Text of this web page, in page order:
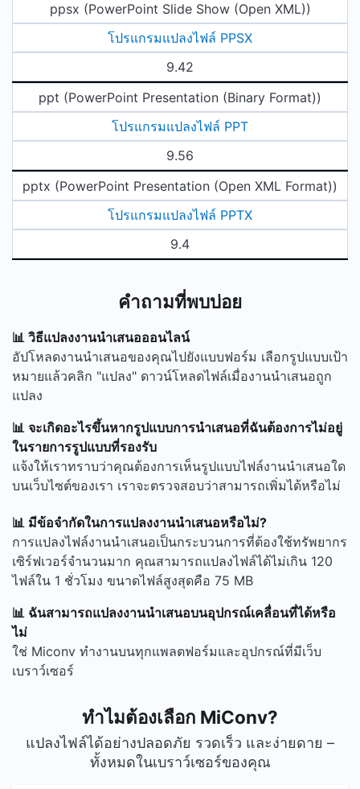
ppsx (PowerPoint Slide Show (Open XML))
โปรแกรมแปลงไฟล์ PPSX
9.42
ppt (PowerPoint Presentation (Binary Format))
โปรแกรมแปลงไฟล์ PPT
9.56
pptx (PowerPoint Presentation (Open XML Format))
โปรแกรมแปลงไฟล์ PPTX
9.4
คำถามที่พบบ่อย
📊 วิธีแปลงงานนำเสนอออนไลน์
อัปโหลดงานนำเสนอของคุณไปยังแบบฟอร์ม เลือกรูปแบบเป้า
หมายแล้วคลิก "แปลง" ดาวน์โหลดไฟล์เมื่องานนำเสนอถูก
แปลง
📊 จะเกิดอะไรขึ้นหากรูปแบบการนำเสนอที่ฉันต้องการไม่อยู่
ในรายการรูปแบบที่รองรับ
แจ้งให้เราทราบว่าคุณต้องการเห็นรูปแบบไฟล์งานนำเสนอใด
บนเว็บไซต์ของเรา เราจะตรวจสอบว่าสามารถเพิ่มได้หรือไม่
📊 มีข้อจำกัดในการแปลงงานนำเสนอหรือไม่?
การแปลงไฟล์งานนำเสนอเป็นกระบวนการที่ต้องใช้ทรัพยากร
เซิร์ฟเวอร์จำนวนมาก คุณสามารถแปลงไฟล์ได้ไม่เกิน 120
ไฟล์ใน 1 ชั่วโมง ขนาดไฟล์สูงสุดคือ 75 MB
📊 ฉันสามารถแปลงงานนำเสนอบนอุปกรณ์เคลื่อนที่ได้หรือ
ไม่
ใช่ Miconv ทำงานบนทุกแพลตฟอร์มและอุปกรณ์ที่มีเว็บ
เบราว์เซอร์
ทำไมต้องเลือก MiConv?
แปลงไฟล์ได้อย่างปลอดภัย รวดเร็ว และง่ายดาย –
ทั้งหมดในเบราว์เซอร์ของคุณ